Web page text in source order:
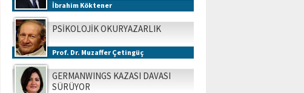
İbrahim Köktener
PSİKOLOJİK OKURYAZARLIK
Prof. Dr. Muzaffer Çetingüç
GERMANWINGS KAZASI DAVASI
SÜRÜYOR